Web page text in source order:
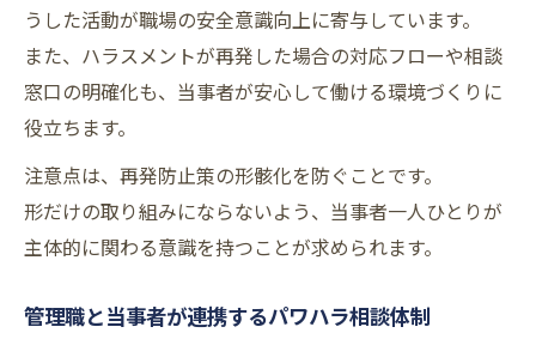
うした活動が職場の安全意識向上に寄与しています。
また、ハラスメントが再発した場合の対応フローや相談
窓口の明確化も、当事者が安心して働ける環境づくりに
役立ちます。
注意点は、再発防止策の形骸化を防ぐことです。
形だけの取り組みにならないよう、当事者一人ひとりが
主体的に関わる意識を持つことが求められます。
管理職と当事者が連携するパワハラ相談体制